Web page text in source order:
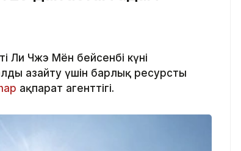
Ли Чжэ Мён бейсенбі күні
азайту үшін барлық ресурсты
ақпарат агенттігі.